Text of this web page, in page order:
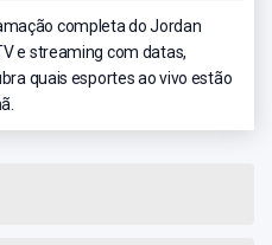
completa do Jordan
e streaming com datas,
quais esportes ao vivo estão